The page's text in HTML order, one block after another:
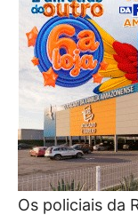
Os policiais da